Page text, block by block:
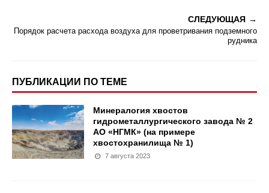
СЛЕДУЮЩАЯ
Порядок расчета расхода воздуха для проветривания подземного
рудника
ПУБЛИКАЦИИ ПО ТЕМЕ
Минералогия хвостов
гидрометаллургического завода № 2
АО «НГМК» (на примере
хвостохранилища № 1)
7 августа 2023